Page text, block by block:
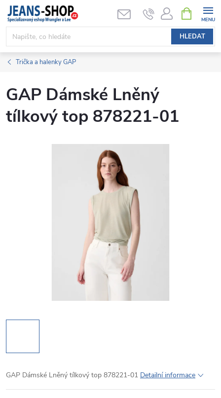
Přejít
obsah
HLEDAT
NÁKUPNÍ
KOŠÍK
Trička a halenky GAP
GAP Dámské Lněný
tílkový top 878221-01
GAP Dámské Lněný tílkový top 878221-01 Detailní informace